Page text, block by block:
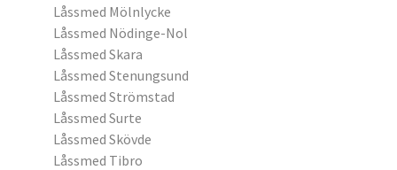
Låssmed Mölnlycke
Låssmed Nödinge-Nol
Låssmed Skara
Låssmed Stenungsund
Låssmed Strömstad
Låssmed Surte
Låssmed Skövde
Låssmed Tibro